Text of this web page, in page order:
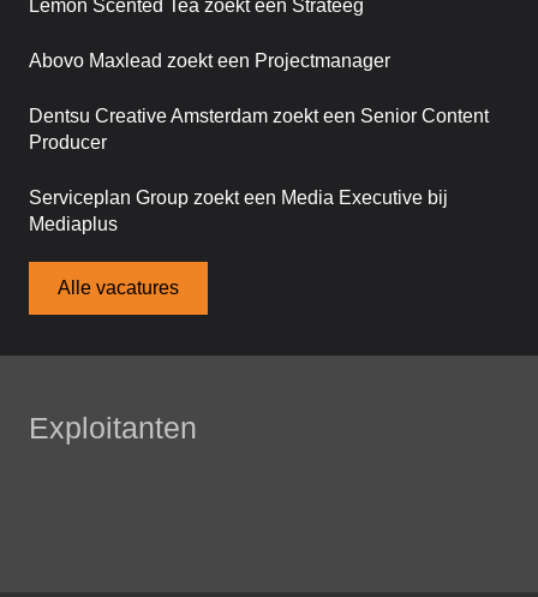
Lemon Scented Tea zoekt een Strateeg
Abovo Maxlead zoekt een Projectmanager
Dentsu Creative Amsterdam zoekt een Senior Content
Producer
Serviceplan Group zoekt een Media Executive bij
Mediaplus
Alle vacatures
Exploitanten